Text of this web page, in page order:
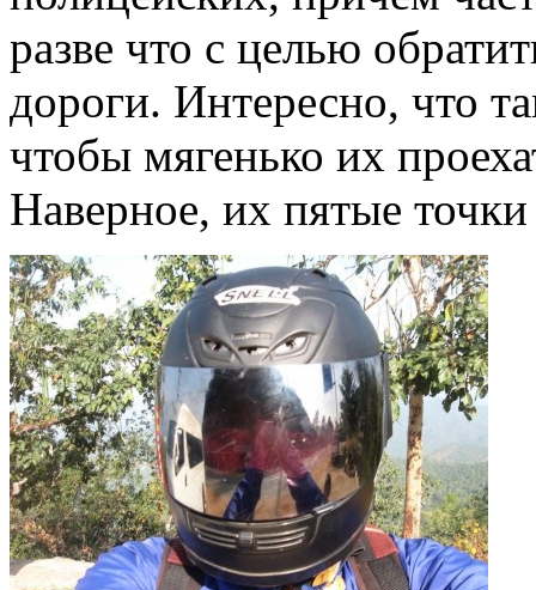
разве что с целью
дороги. Интересно, что
чтобы мягенько их
Наверное, их пятые